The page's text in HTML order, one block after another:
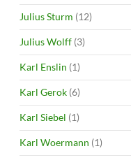
Julius Sturm (12)
Julius Wolff (3)
Karl Enslin (1)
Karl Gerok (6)
Karl Siebel (1)
Karl Woermann (1)